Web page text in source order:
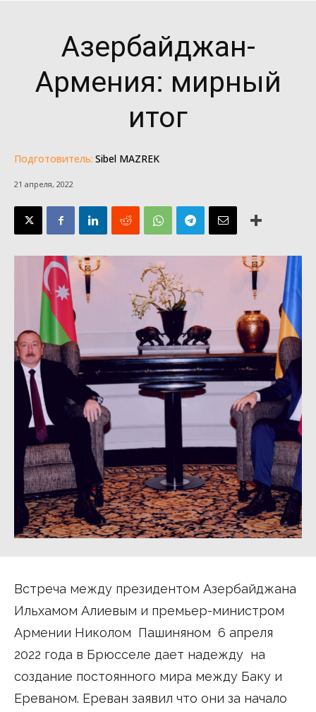
Азербайджан-
Армения: мирный
итог
Подготовитель: Sibel MAZREK
21 апреля, 2022
Встреча между президентом Азербайджана
Ильхамом Алиевым и премьер-министром
Армении Николом Пашиняном 6 апреля
2022 года в Брюсселе дает надежду на
создание постоянного мира между Баку и
Ереваном. Ереван заявил что они за начало